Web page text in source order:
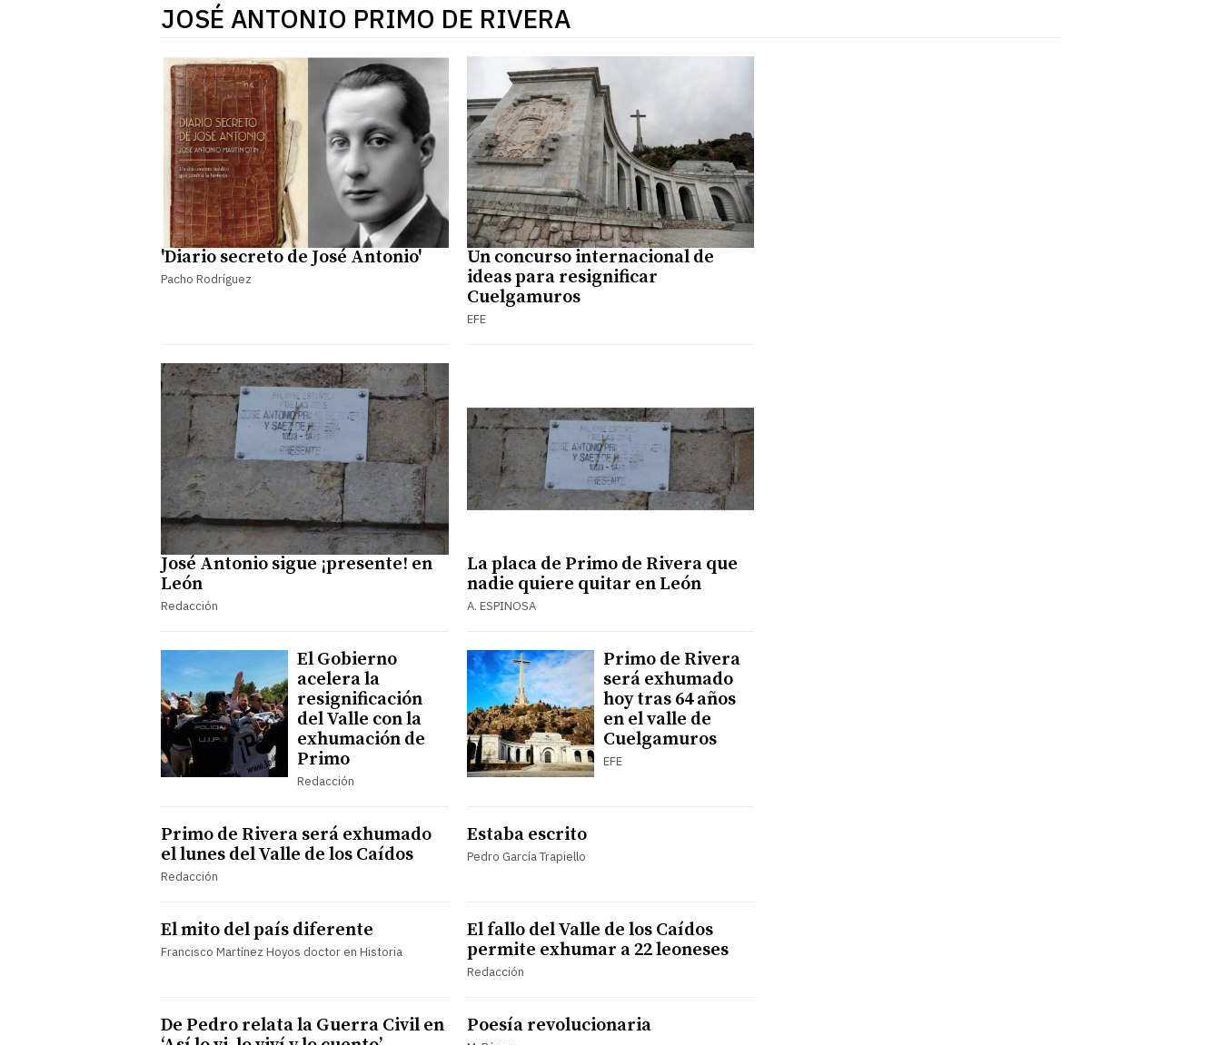
JOSÉ ANTONIO PRIMO DE RIVERA
'Diario secreto de José Antonio'
Pacho Rodríguez
Un concurso internacional de
ideas para resignificar
Cuelgamuros
EFE
José Antonio sigue ¡presente! en
León
Redacción
La placa de Primo de Rivera que
nadie quiere quitar en León
A. ESPINOSA
El Gobierno
acelera la
resignificación
del Valle con la
exhumación de
Primo
Redacción
Primo de Rivera
será exhumado
hoy tras 64 años
en el valle de
Cuelgamuros
EFE
Primo de Rivera será exhumado
el lunes del Valle de los Caídos
Redacción
Estaba escrito
Pedro García Trapiello
El mito del país diferente
Francisco Martínez Hoyos doctor en Historia
El fallo del Valle de los Caídos
permite exhumar a 22 leoneses
Redacción
De Pedro relata la Guerra Civil en
Poesía revolucionaria